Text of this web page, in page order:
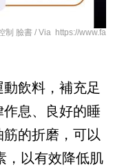
制 臉書 / Via https://www.fa
飲料，補充足
息、良好的睡
的折磨，可以
，以有效降低肌